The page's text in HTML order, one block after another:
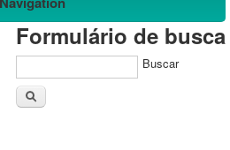
Formulário de busca
Buscar